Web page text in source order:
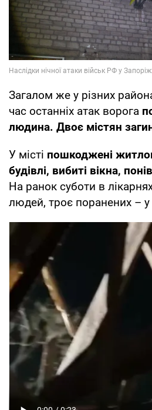
Загалом же у різних
час останніх атак ворога
людина. Двоє містян
У місті пошкоджені
будівлі, вибиті вікна,
На ранок суботи в
людей, троє поранених –